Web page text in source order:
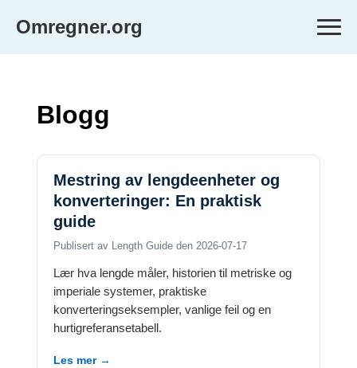
Omregner.org
Blogg
Mestring av lengdeenheter og
konverteringer: En praktisk
guide
Publisert av Length Guide den 2026-07-17
Lær hva lengde måler, historien til metriske og
imperiale systemer, praktiske
konverteringseksempler, vanlige feil og en
hurtigreferansetabell.
Les mer →